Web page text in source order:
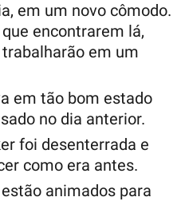
em um novo cômodo.
encontrarem lá,
em um
em tão bom estado
no dia anterior.
foi desenterrada e
como era antes.
animados para